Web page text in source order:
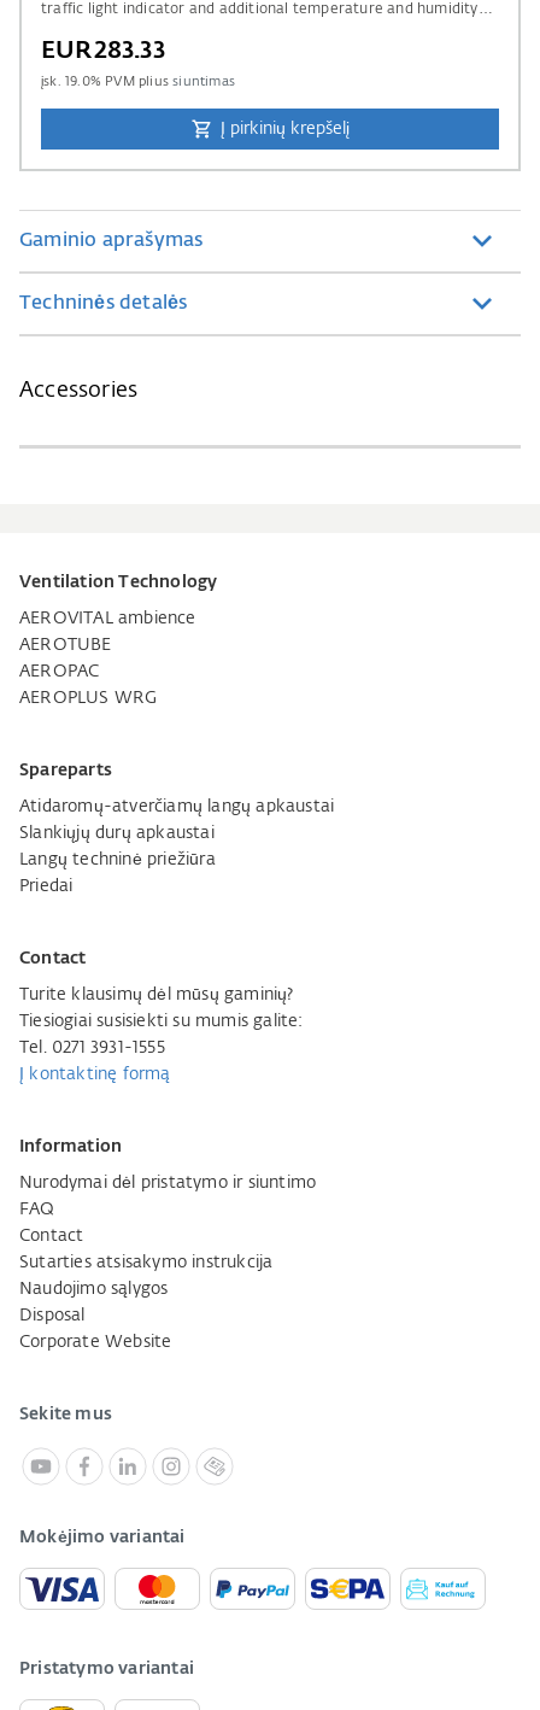
traffic light indicator and additional temperature and humidity
EUR283.33
įsk. 19.0% PVM pliussiuntimas
Į pirkinių krepšelį
Gaminio aprašymas
Techninės detalės
Accessories
Ventilation Technology
AEROVITAL ambience
AEROTUBE
AEROPAC
AEROPLUS WRG
Spareparts
Atidaromų-atverčiamų langų apkaustai
Slankiųjų durų apkaustai
Langų techninė priežiūra
Priedai
Contact
Turite klausimų dėl mūsų gaminių?
Tiesiogiai susisiekti su mumis galite:
Tel. 0271 3931-1555
Į kontaktinę formą
Information
Nurodymai dėl pristatymo ir siuntimo
FAQ
Contact
Sutarties atsisakymo instrukcija
Naudojimo sąlygos
Disposal
Corporate Website
Sekite mus
Mokėjimo variantai
Pristatymo variantai